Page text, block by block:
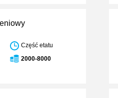
Część etatu
2000-8000